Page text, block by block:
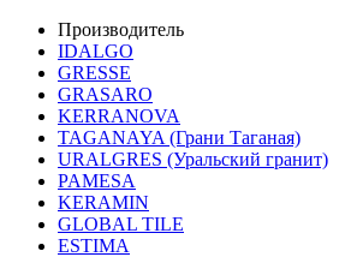
Производитель
IDALGO
GRESSE
GRASARO
KERRANOVA
TAGANAYA (Грани Таганая)
URALGRES (Уральский гранит)
PAMESA
KERAMIN
GLOBAL TILE
ESTIMA